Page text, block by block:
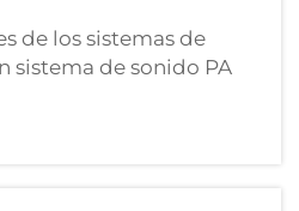
de los sistemas de
sistema de sonido PA
columna vertebral
vivo, recinto o
necesario distribuir el